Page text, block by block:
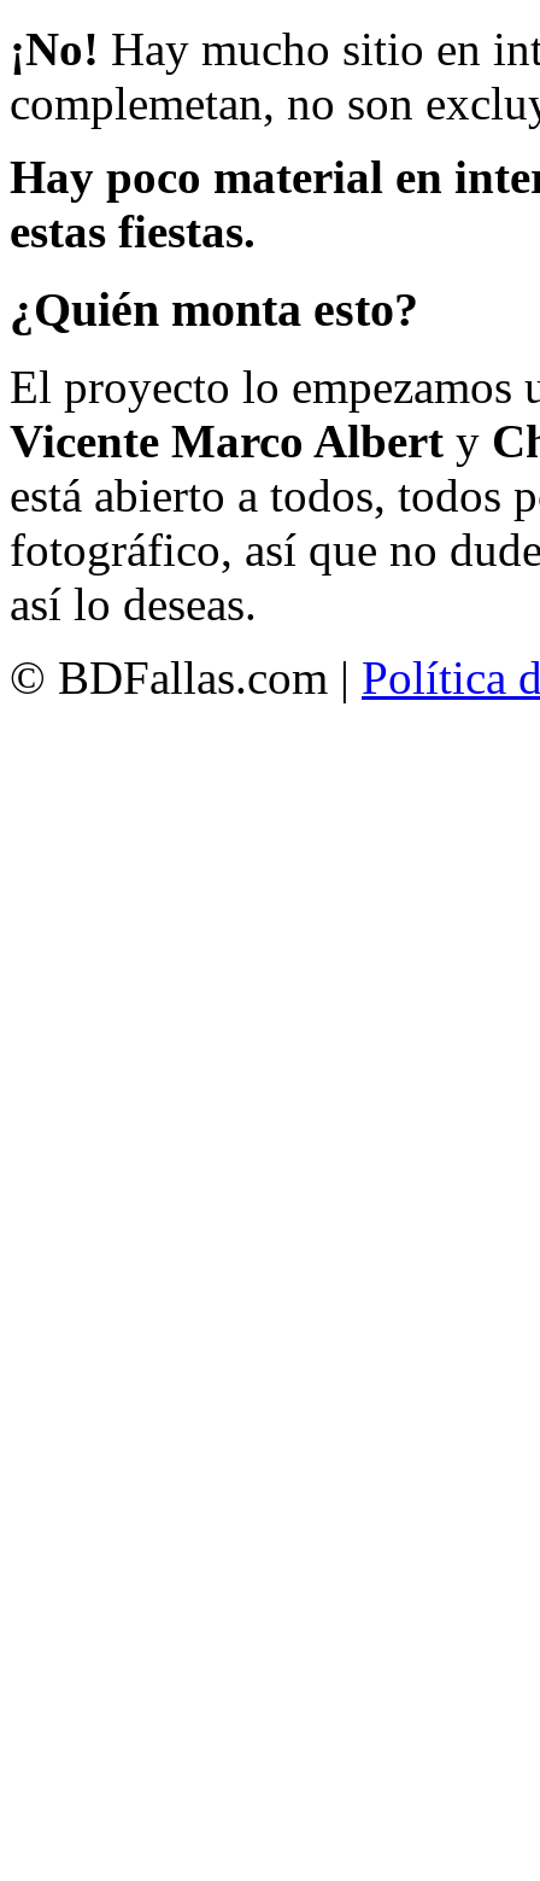
¡No! Hay mucho sitio en
complemetan, no son
Hay poco material en
estas fiestas.
¿Quién monta esto?
El proyecto lo empezamos
Vicente Marco Albert y
está abierto a todos, todos
fotográfico, así que no
así lo deseas.
© BDFallas.com | Política